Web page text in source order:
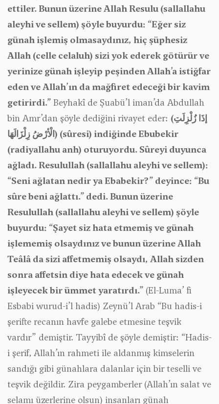
ettiler. Bunun üzerine Allah Resulu (sallallahu
aleyhi ve sellem) şöyle buyurdu: “Eğer siz
günah işlemiş olmasaydınız, hiç şüphesiz
Allah (celle celaluh) sizi yok ederek götürür ve
yerinize günah işleyip peşinden Allah’a istiğfar
eden ve Allah’ın da mağfiret edeceği bir kavim
getirirdi.” Beyhakî de Şuabü’l iman’da Abdullah
bin Amr’dan şöyle dediğini rivayet eder: (إذَا زُلْزِلَتِ
الْأرْضُ زِلْزَالَهَا) (sûresi) indiğinde Ebubekir
(radiyallahu anh) oturuyordu. Sûreyi duyunca
ağladı. Resulullah (sallallahu aleyhi ve sellem):
“Seni ağlatan nedir ya Ebabekir?” deyince: “Bu
sûre beni ağlattı.” dedi. Bunun üzerine
Resulullah (sallallahu aleyhi ve sellem) şöyle
buyurdu: “Şayet siz hata etmemiş ve günah
işlememiş olsaydınız ve bunun üzerine Allah
Teâlâ da sizi affetmemiş olsaydı, Allah sizden
sonra affetsin diye hata edecek ve günah
işleyecek bir ümmet yaratırdı.” (El-Luma’ fi
Esbabi wurud-i’l hadis) Zeynü’l Arab “Bu hadis-i
şerifte recanın havfe galebe etmesine teşvik
vardır” demiştir. Tayyibî de şöyle demiştir: “Hadis-
i şerif, Allah’ın rahmeti ile aldanmış kimselerin
sandığı gibi günahlara dalanlar için bir teselli ve
teşvik değildir. Zira peygamberler (Allah’ın salat ve
selamı üzerlerine olsun) insanları günah